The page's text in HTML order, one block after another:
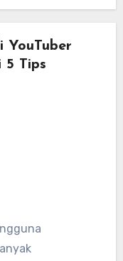
YouTuber
5 Tips